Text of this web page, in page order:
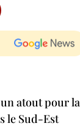
atout pour la
le Sud-Est